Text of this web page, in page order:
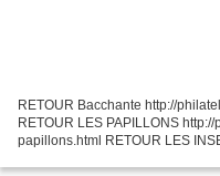
RETOUR Bacchante http://
RETOUR LES PAPILLONS
papillons.html RETOUR LES